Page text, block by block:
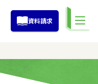
資料請求